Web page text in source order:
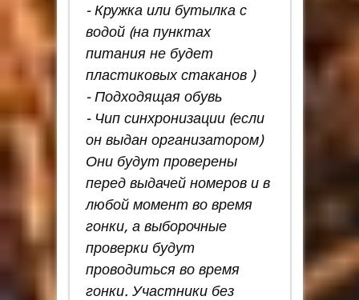
- Кружка или бутылка с
водой (на пунктах
питания не будет
пластиковых стаканов )
- Подходящая обувь
- Чип синхронизации (если
он выдан организатором)
Они будут проверены
перед выдачей номеров и в
любой момент во время
гонки, а выборочные
проверки будут
проводиться во время
гонки. Участники без